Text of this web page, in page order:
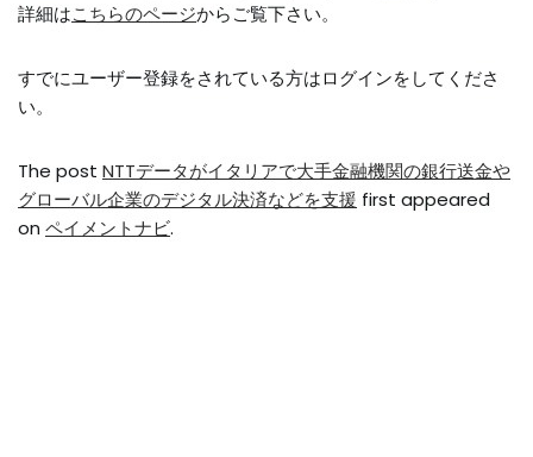
詳細はこちらのページからご覧下さい。
すでにユーザー登録をされている方はログインをしてくださ
い。
The post NTTデータがイタリアで大手金融機関の銀行送金や
グローバル企業のデジタル決済などを支援 first appeared
on ペイメントナビ.